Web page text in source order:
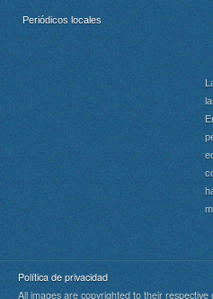
Periódicos locales
Política de privacidad
All images are copyrighted to their respective